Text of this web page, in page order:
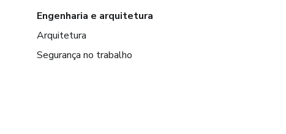
Engenharia e arquitetura
Arquitetura
Segurança no trabalho